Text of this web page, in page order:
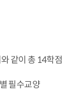
같이 총 14학점
필수교양